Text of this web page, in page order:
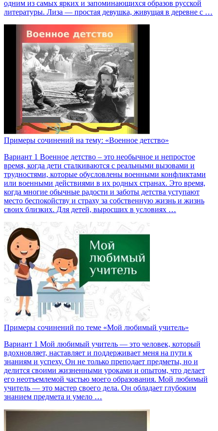
одним из самых ярких и запоминающихся образов русской
литературы. Лиза — простая девушка, живущая в деревне с …
Примеры сочинений на тему: «Военное детство»
Вариант 1 Военное детство – это необычное и непростое
время, когда дети сталкиваются с реальными вызовами и
трудностями, которые обусловлены военными конфликтами
или военными действиями в их родных странах. Это время,
когда многие обычные радости и заботы детства уступают
место беспокойству и страху за собственную жизнь и жизнь
своих близких. Для детей, выросших в условиях …
Примеры сочинений по теме «Мой любимый учитель»
Вариант 1 Мой любимый учитель — это человек, который
вдохновляет, наставляет и поддерживает меня на пути к
знаниям и успеху. Он не только преподает предметы, но и
делится своими жизненными уроками и опытом, что делает
его неотъемлемой частью моего образования. Мой любимый
учитель — это мастер своего дела. Он обладает глубоким
знанием предмета и умело …